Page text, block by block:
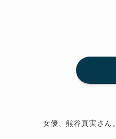
女優、熊谷真実さん。